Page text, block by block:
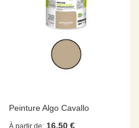
Peinture Algo Cavallo
16,50 €